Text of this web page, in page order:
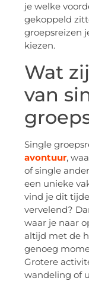
je welke
gekoppeld
groepsreizen
kiezen.
Wat
van
Single
avontuur,
of single
een unieke
vind je dit
vervelend?
waar je naar
altijd met de
genoeg
Grotere
wandeling of